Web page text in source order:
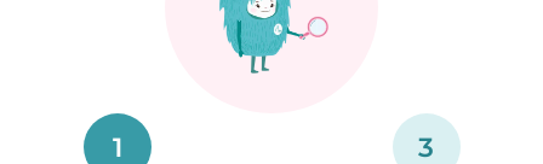
1 3